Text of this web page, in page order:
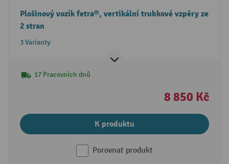
Plošinový vozík fetra®, vertikální trubkové vzpěry ze
2 stran
3 Varianty
17 Pracovních dnů
8 850 Kč
K produktu
Porovnat produkt